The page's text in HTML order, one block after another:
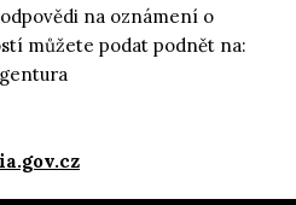
na oznámení o
můžete podat podnět na: